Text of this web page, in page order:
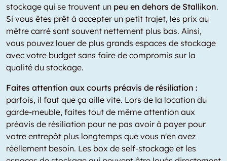
stockage qui se trouvent un peu en dehors de Stallikon.
Si vous êtes prêt à accepter un petit trajet, les prix au
mètre carré sont souvent nettement plus bas. Ainsi,
vous pouvez louer de plus grands espaces de stockage
avec votre budget sans faire de compromis sur la
qualité du stockage.
Faites attention aux courts préavis de résiliation :
parfois, il faut que ça aille vite. Lors de la location du
garde-meuble, faites tout de même attention aux
préavis de résiliation pour ne pas avoir à payer pour
votre entrepôt plus longtemps que vous n'en avez
réellement besoin. Les box de self-stockage et les